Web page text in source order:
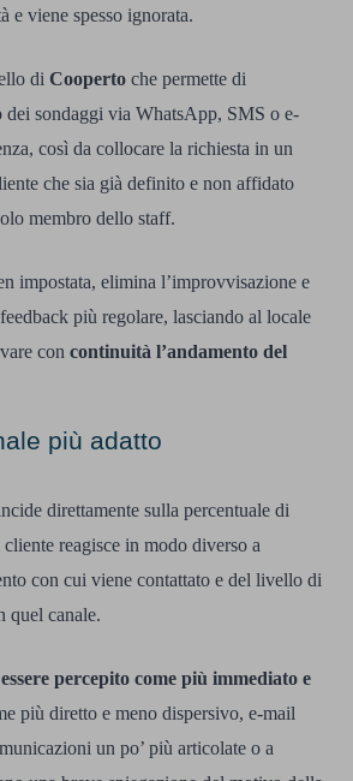
e viene spesso ignorata.
di Cooperto che permette di
dei sondaggi via WhatsApp, SMS o e-
così da collocare la richiesta in un
che sia già definito e non affidato
membro dello staff.
impostata, elimina l’improvvisazione e
più regolare, lasciando al locale
con continuità l’andamento del
più adatto
direttamente sulla percentuale di
reagisce in modo diverso a
con cui viene contattato e del livello di
quel canale.
percepito come più immediato e
più diretto e meno dispersivo, e-mail
un po’ più articolate o a